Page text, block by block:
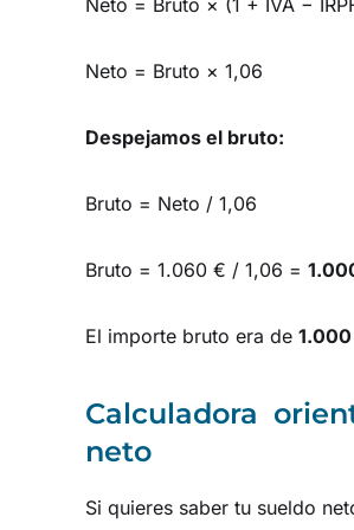
Neto = Bruto × 1,06
Despejamos el bruto:
Bruto = Neto / 1,06
Bruto = 1.060 € / 1,06 =
El importe bruto era de
Calculadora
neto
Si quieres saber tu sueldo